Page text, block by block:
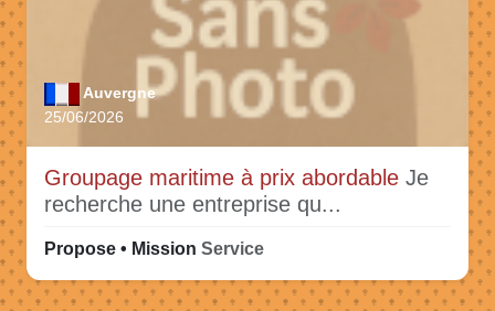
Auvergne
25/06/2026
Groupage maritime à prix abordable Je
recherche une entreprise qu...
Propose • Mission Service